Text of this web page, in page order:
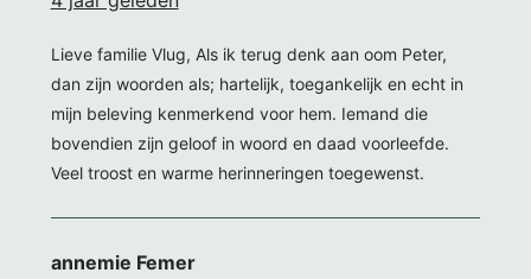
Lieve familie Vlug, Als ik terug denk aan oom Peter,
dan zijn woorden als; hartelijk, toegankelijk en echt in
mijn beleving kenmerkend voor hem. Iemand die
bovendien zijn geloof in woord en daad voorleefde.
Veel troost en warme herinneringen toegewenst.
annemie Femer